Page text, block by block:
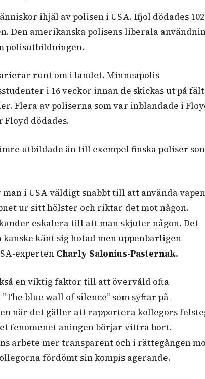
ihjäl av polisen i USA. Ifjol dödades
Den amerikanska polisens liberala
polisutbildningen.
runt om i landet. Minneapolis
i 16 veckor innan de skickas ut på
Flera av poliserna som var inblandade i
Floyd dödades.
utbildade än till exempel finska poliser
i USA väldigt snabbt till att använda
ur sitt hölster och riktar det mot någon.
eskalera till att man skjuter någon. Det
känt sig hotad men uppenbarligen
experten Charly Salonius-Pasternak.
en viktig faktor till att övervåld ofta
blue wall of silence” som syftar på
när det gäller att rapportera kollegors
fenomenet aningen börjar vittra bort.
arbete mer transparent och i rättegången
fördömt sin kompis agerande.